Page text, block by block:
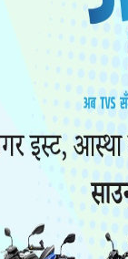
शनिबार
।
गर्ने